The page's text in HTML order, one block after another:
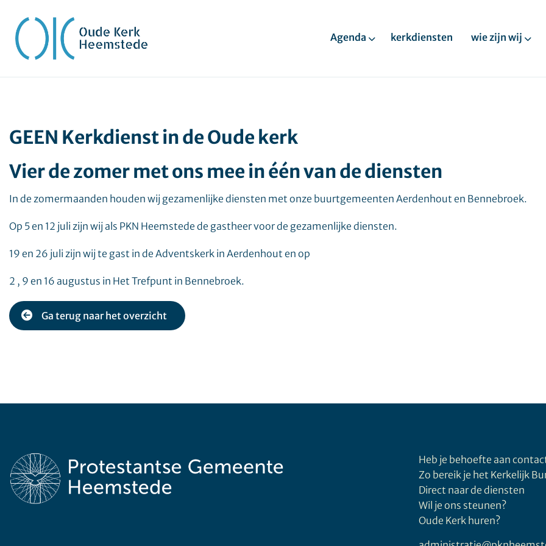
Agenda kerkdiensten wie zijn wij
GEEN Kerkdienst in de Oude kerk
Vier de zomer met ons mee in één van de diensten
In de zomermaanden houden wij gezamenlijke diensten met onze buurtgemeenten Aerdenhout en Bennebroek.
Op 5 en 12 juli zijn wij als PKN Heemstede de gastheer voor de gezamenlijke diensten.
19 en 26 juli zijn wij te gast in de Adventskerk in Aerdenhout en op
2 , 9 en 16 augustus in Het Trefpunt in Bennebroek.
Ga terug naar het overzicht
Heb je behoefte aan
Zo bereik je het Kerkelijk
Direct naar de diensten
Wil je ons steunen?
Oude Kerk huren?